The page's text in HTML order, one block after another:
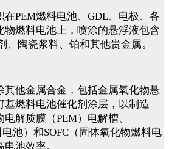
PEM燃料电池、GDL、电极、各
物燃料电池上，喷涂的悬浮液包含
、陶瓷浆料、铂和其他贵金属。
其他金属合金，包括金属氧化物悬
基燃料电池催化剂涂层，以制造
解质膜（PEM）电解槽、
池）和SOFC（固体氧化物燃料电
池效率。